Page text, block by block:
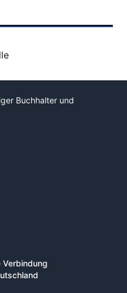
Buchhalter und
Verbindung